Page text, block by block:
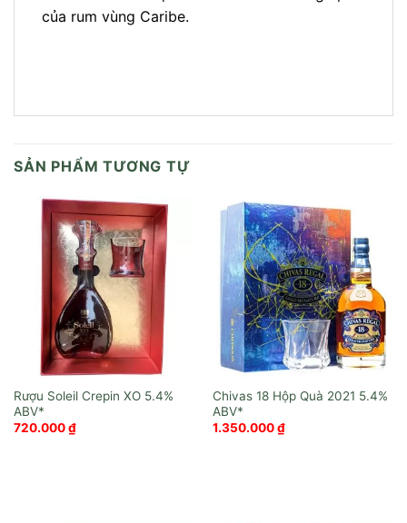
của rum vùng Caribe.
SẢN PHẨM TƯƠNG TỰ
Rượu Soleil Crepin XO
720.000₫
Chivas 18 Hộp Quà 2021
1.350.000₫